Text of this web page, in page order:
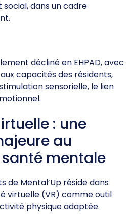
dans un cadre
décliné en EHPAD, avec
capacités des résidents,
sensorielle, le lien
: une
au
mentale
de Mental’Up réside dans
virtuelle (VR) comme outil
physique adaptée.